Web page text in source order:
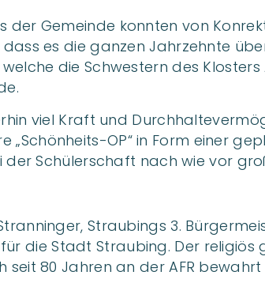
Gemeinde konnten von
es die ganzen Jahrzehnte
die Schwestern des
viel Kraft und
OP“ in Form einer
Schülerschaft nach wie vor
Straubings 3.
die Stadt Straubing. Der
80 Jahren an der AFR